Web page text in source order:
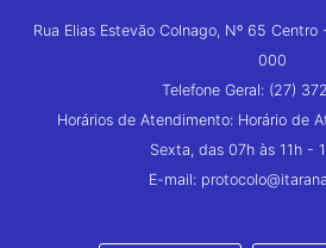
Rua Elias Estevão Colnago, Nº 65
000
Telefone Geral: (27)
Horários de Atendimento: Horário de
Sexta, das 07h às 11h -
E-mail: